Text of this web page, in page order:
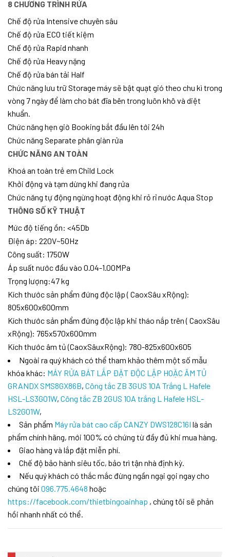
8 CHƯƠNG TRÌNH RỬA
Chế độ rửa Intensive chuyên sâu
Chế độ rửa ECO tiết kiệm
Chế độ rửa Rapid nhanh
Chế độ rửa Heavy nặng
Chế độ rửa bán tải Half
Chức năng lưu trữ Storage máy sẽ bật quạt gió theo chu kì trong
vòng 7 ngày để làm cho bát đĩa bên trong luôn khô và diệt
khuẩn.
Chức năng hẹn giờ Booking bắt đầu lên tới 24h
Chức năng Separate phân giàn rửa
CHỨC NĂNG AN TOÀN
Khoá an toàn trẻ em Child Lock
Khởi động và tạm dừng khi đang rửa
Chức năng tự động ngừng hoạt động khi rỏ rỉ nước Aqua Stop
THÔNG SỐ KỸ THUẬT
Mức độ tiếng ồn: <45Db
Điện áp: 220V~50Hz
Công suất: 1750W
Áp suất nước đầu vào 0.04-1.00MPa
Trọng lượng:47 kg
Kích thước sản phẩm đứng độc lập ( CaoxSâu xRộng):
805x600x600mm
Kích thước sản phẩm đứng độc lập khi tháo nắp trên ( CaoxSâu
xRộng): 765x570x600mm
Kích thước âm tủ (CaoxSâuxRộng): 780-825x600x605
Ngoài ra quý khách có thể tham khảo thêm một số mẫu
khóa khác: MÁY RỬA BÁT LẮP ĐẶT ĐỘC LẬP HOẶC ÂM TỦ
GRANDX SMS8GX86B, Công tắc ZB 3GUS 10A Trắng L Hafele
HSL-LS3G01W, Công tắc ZB 2GUS 10A trắng L Hafele HSL-
LS2G01W,
Sản phẩm Máy rửa bát cao cấp CANZY DWS128C16I là sản
phẩm chính hãng, mới 100% có chứng từ đầy đủ khi mua hàng.
Giao hàng và lắp đặt miễn phí.
Chế độ bảo hành siêu tốc, bảo trì tận nhà định kỳ.
Nếu quý khách có thắc mắc đừng ngần ngại gọi ngay cho
chúng tôi 096.775.4648 hoặc
https://facebook.com/thietbingoainhap , chúng tôi sẽ phản
hồi nhanh nhất có thể.